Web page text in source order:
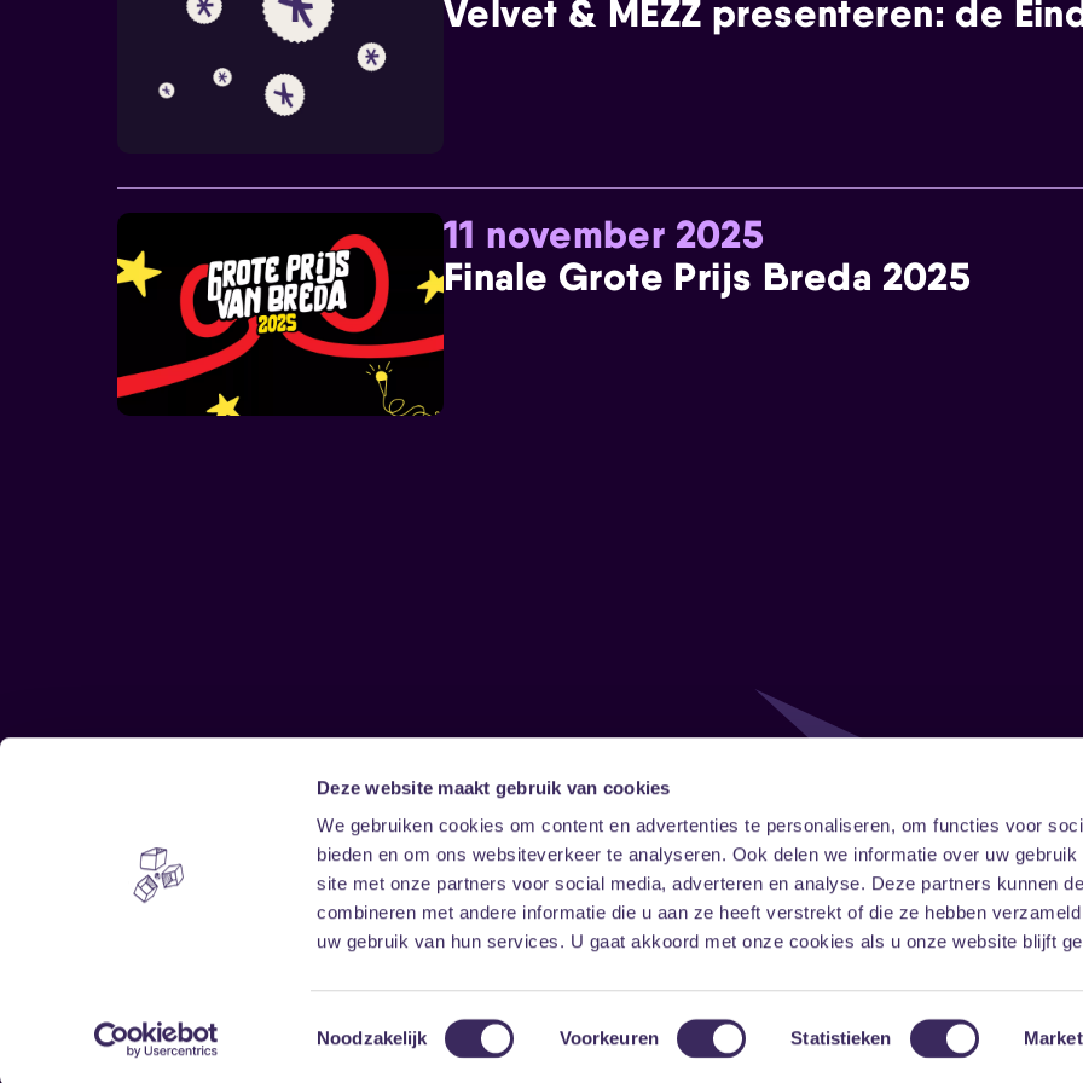
Deze website maakt gebruik van cookies
We gebruiken cookies om content en advertenties te personaliseren, om functies voor
bieden en om ons websiteverkeer te analyseren. Ook delen we informatie over uw gebruik
site met onze partners voor social media, adverteren en analyse. Deze partners kunnen
combineren met andere informatie die u aan ze heeft verstrekt of die ze hebben
uw gebruik van hun services. U gaat akkoord met onze cookies als u onze website blijft
Toestemmingsselectie
Noodzakelijk Voorkeuren Statistieken
Velvet & MEZZ presenteren: de
11 november 2025
Finale Grote Prijs Breda 2025
Home
Vrijwilligers
Disclaimer
Toegankelijkheid
Privacy & cookies
Follow
FacebookInstagramLinkedIn
Onze